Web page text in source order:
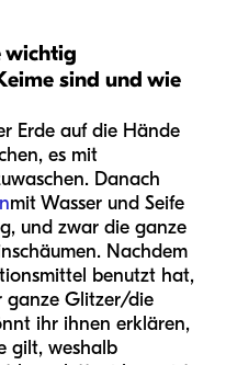
wichtig
sind und wie
Erde auf die Hände
es mit
Danach
mit Wasser und Seife
und zwar die ganze
Nachdem
benutzt hat,
ganze Glitzer/die
ihr ihnen erklären,
gilt, weshalb